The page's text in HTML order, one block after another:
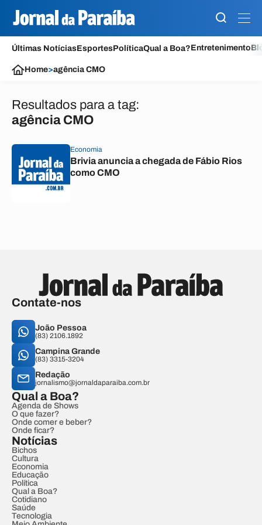
Últimas NotíciasEsportesPolíticaQual a Boa?Entretenimento
Home>agência CMO
Resultados para a tag:
agência CMO
Economia
Brivia anuncia a chegada de Fábio Rios
como CMO
Contate-nos
João Pessoa
(83) 2106.1892
Campina Grande
(83) 3315-3204
Redação
jornalismo@jornaldaparaiba.com.br
Qual a Boa?
Agenda de Shows
O que fazer?
Onde comer e beber?
Onde ficar?
Notícias
Bichos
Cultura
Economia
Educação
Política
Qual a Boa?
Cotidiano
Saúde
Tecnologia